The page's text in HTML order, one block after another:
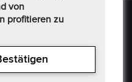
von
profitieren zu